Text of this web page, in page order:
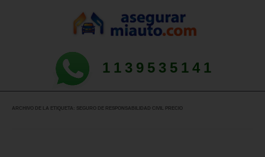
1139535141
ARCHIVO DE LA ETIQUETA: SEGURO DE RESPONSABILIDAD CIVIL PRECIO